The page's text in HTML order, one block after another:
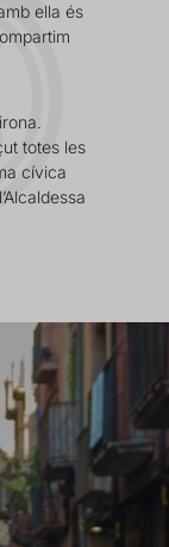
ella és
totes les
cívica